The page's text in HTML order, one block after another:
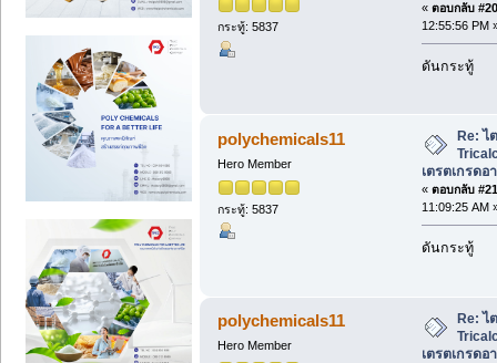
กระทู้: 5837
« ตอบกลับ
12:55:56 PM
ดันกระทู้
polychemicals11
Hero Member
กระทู้: 5837
Re: ไ
เตรตเกรดอ
« ตอบกลับ
11:09:25 AM
ดันกระทู้
polychemicals11
Hero Member
Re: ไ
เตรตเกรดอ